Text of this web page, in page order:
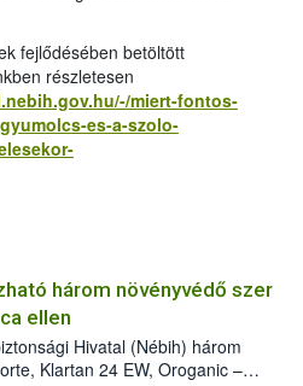
fejlődésében betöltött
részletesen
miert-fontos-
es-a-szolo-
három növényvédő szer
ellen
Hivatal (Nébih) három
Klartan 24 EW, Oroganic –